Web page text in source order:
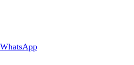
WhatsApp